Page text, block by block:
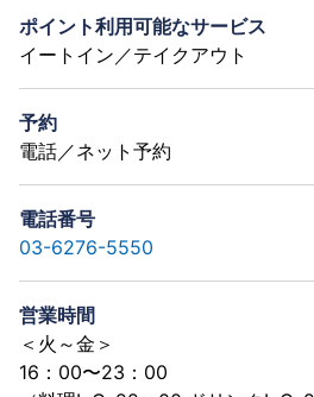
ポイント利用可能なサービス
イートイン／テイクアウト
予約
電話／ネット予約
電話番号
03-6276-5550
営業時間
＜火～金＞
16：00〜23：00